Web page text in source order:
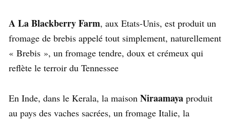
A La Blackberry Farm, aux Etats-Unis, est produit un
fromage de brebis appelé tout simplement, naturellement
« Brebis », un fromage tendre, doux et crémeux qui
reflète le terroir du Tennessee
En Inde, dans le Kerala, la maison Niraamaya produit
au pays des vaches sacrées, un fromage Italie, la